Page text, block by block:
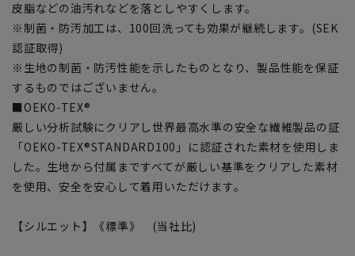
皮脂などの油汚れなどを落としやすくします。
※制菌・防汚加工は、100回洗っても効果が継続します。(SEK
認証取得)
※生地の制菌・防汚性能を示したものとなり、製品性能を保証
するものではございません。
■OEKO-TEX®
厳しい分析試験にクリアし世界最高水準の安全な繊維製品の証
「OEKO-TEX®STANDARD100」に認証された素材を使用しま
した。生地から付属まですべてが厳しい基準をクリアした素材
を使用、安全を安心して着用いただけます。
【シルエット】《標準》 (当社比)